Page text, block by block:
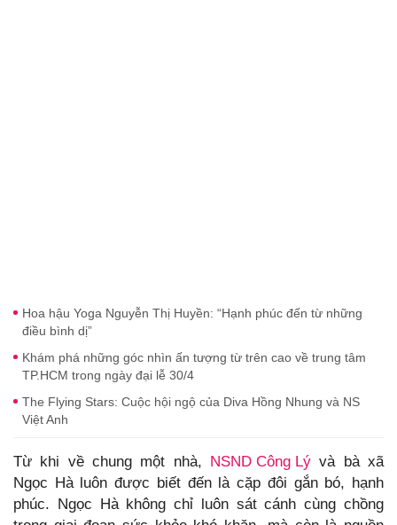
Hoa hậu Yoga Nguyễn Thị Huyền: “Hạnh phúc đến từ những
điều bình dị”
Khám phá những góc nhìn ấn tượng từ trên cao về trung tâm
TP.HCM trong ngày đại lễ 30/4
The Flying Stars: Cuộc hội ngộ của Diva Hồng Nhung và NS
Việt Anh
Từ khi về chung một nhà, NSND Công Lý và bà xã
Ngọc Hà luôn được biết đến là cặp đôi gắn bó, hạnh
phúc. Ngọc Hà không chỉ luôn sát cánh cùng chồng